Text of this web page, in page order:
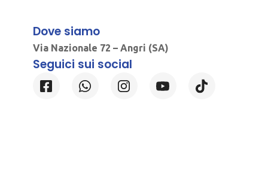
Dove siamo
Via Nazionale 72 – Angri (SA)
Seguici sui social